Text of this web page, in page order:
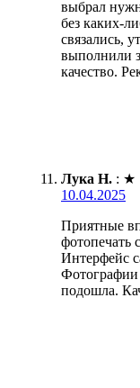
выбрал
без каких-
связались,
выполнили
качество.
Лука Н. : ★
10.04.2025
Приятные
фотопечать
Интерфейс
Фотографии
подошла.